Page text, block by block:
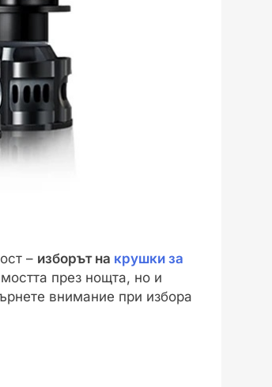
– изборът на крушки за
през нощта, но и
внимание при избора